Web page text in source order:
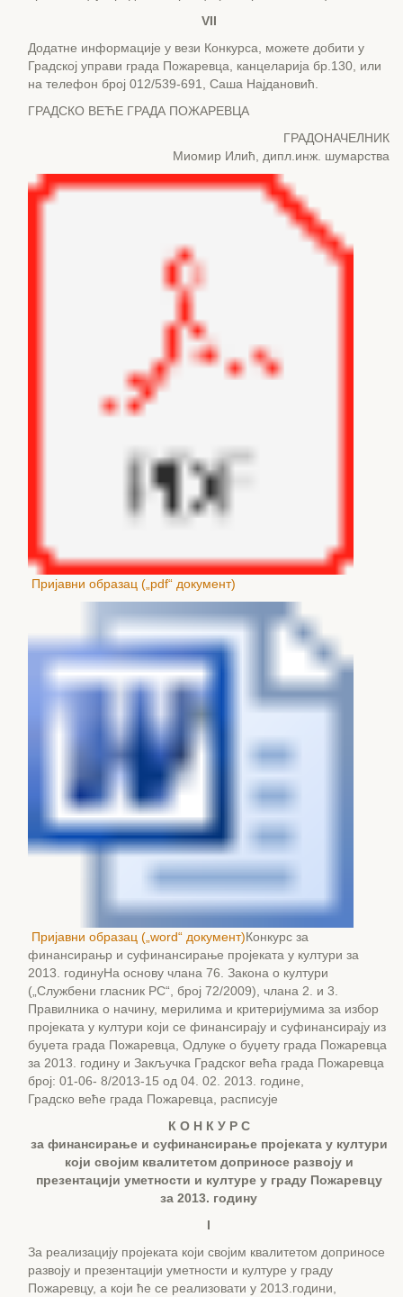
VII
Додатне информације у вези Конкурса, можете добити у
Градској управи града Пожаревца, канцеларија бр.130, или
на телефон број 012/539-691, Саша Најдановић.
ГРАДСКО ВЕЋЕ ГРАДА ПОЖАРЕВЦА
ГРАДОНАЧЕЛНИК
Миомир Илић, дипл.инж. шумарства
Пријавни образац („pdf“ документ)
Пријавни образац („word“ документ)Конкурс за
финансирањр и суфинансирање пројеката у култури за
2013. годинуНа основу члана 76. Закона о култури
(„Службени гласник РС“, број 72/2009), члана 2. и 3.
Правилника о начину, мерилима и критеријумима за избор
пројеката у култури који се финансирају и суфинансирају из
буџета града Пожаревца, Одлуке о буџету града Пожаревца
за 2013. годину и Закључка Градског већа града Пожаревца
број: 01-06- 8/2013-15 од 04. 02. 2013. године,
Градско веће града Пожаревца, расписује
К О Н К У Р С
за финансирање и суфинансирање пројеката у култури
који својим квалитетом доприносе развоју и
презентацији уметности и културе у граду Пожаревцу
за 2013. годину
I
За реализацију пројеката који својим квалитетом доприносе
развоју и презентацији уметности и културе у граду
Пожаревцу, а који ће се реализовати у 2013.години,